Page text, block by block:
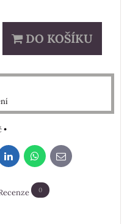
DO KOŠÍKU
•
LinkedInWhatsApp
E-
mail
0